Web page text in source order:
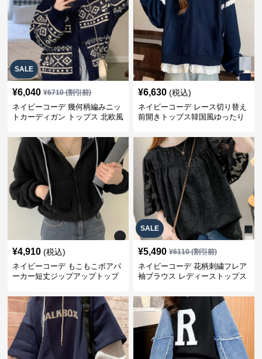
SALE
¥6,040 ¥6710(割引前)
ネイビーコーデ 幾何柄編みニッ
トカーディガン トップス 北欧風
¥6,630 (税込)
ネイビーコーデ レース切り替え
前開きトップス韓国風ゆったり
¥4,910 (税込)
ネイビーコーデ もこもこボアパ
ーカー短丈ジップアップトップ
SALE
¥5,490 ¥6110(割引前)
ネイビーコーデ 花柄刺繍フレア
袖ブラウス レディーストップス